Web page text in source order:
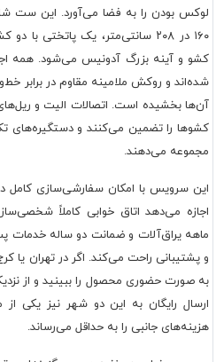
لوکس بودن را به فضا می‌آورد. این ست
۱۶۰ در ۲۰۸ سانتی‌متر، یک پاتختی
کشو و آینه بزرگ آدونیس می‌شود. همه
شده‌اند و روکش ملامینه مقاوم در برابر
آن‌ها بخشیده است. اتصالات الیت و
کشوها را تضمین می‌کنند و دستگیره‌های
مجموعه می‌دهند.
این سرویس با امکان سفارشی‌سازی کامل
ماهه یراق‌آلات و ضمانت دو ساله خدمات
و پشتیبانی راحت می‌کند. اگر در تهران یا
به صورت حضوری محصول را ببینید و از
ارسال رایگان به این دو شهر نیز یکی
هزینه‌های جانبی را به حداقل می‌رساند.